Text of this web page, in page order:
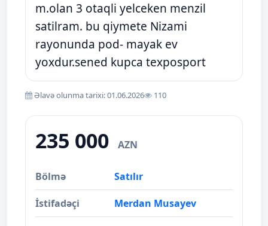
m.olan 3 otaqli yelceken menzil
satilram. bu qiymete Nizami
rayonunda pod- mayak ev
yoxdur.sened kupca texposport
Əlavə olunma tarixi: 01.06.2026 110
235 000 AZN
Bölmə Satılır
İstifadəçi Merdan Musayev